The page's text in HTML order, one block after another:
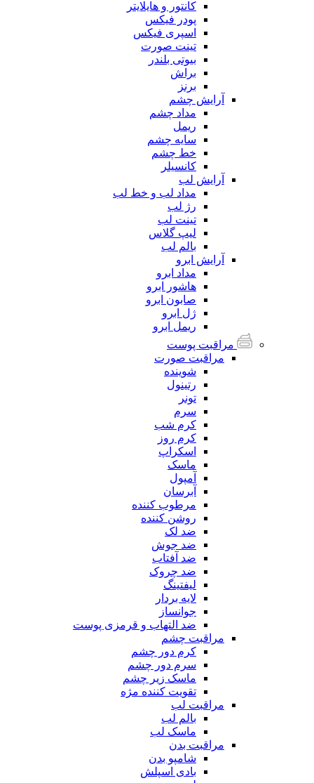
کانتور و هایلایتر
پودر فیکس
اسپری فیکس
تینت صورت
بیوتی بلندر
براش
برنز
آرایش چشم
مداد چشم
ریمل
سایه چشم
خط چشم
کانسیلر
آرایش لب
مداد لب و خط لب
رژ لب
تینت لب
لیپ گلاس
بالم لب
آرایش ابرو
مداد ابرو
هاشور ابرو
صابون ابرو
ژل ابرو
ریمل ابرو
مراقبت پوست
مراقبت صورت
شوینده
رتینول
تونر
سرم
کرم شب
کرم روز
اسکراپ
ماسک
آمپول
آبرسان
مرطوب کننده
روشن کننده
ضد لک
ضد جوش
ضد آفتاب
ضد چروک
لیفتینگ
لایه بردار
جوانساز
ضد التهاب و قرمزی پوست
مراقبت چشم
کرم دور چشم
سرم دور چشم
ماسک زیر چشم
تقویت کننده مژه
مراقبت لب
بالم لب
ماسک لب
مراقبت بدن
شامپو بدن
بادی اسپلش